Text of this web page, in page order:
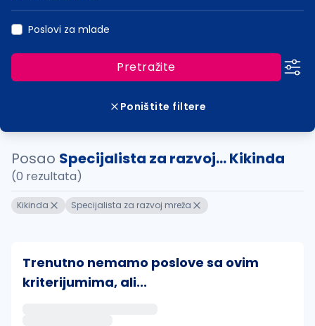
Poslovi za mlade
Pretražite
Poništite filtere
Posao Specijalista za razvoj... Kikinda
(0 rezultata)
Kikinda Specijalista za razvoj mreža
Trenutno nemamo poslove sa ovim
kriterijumima, ali...